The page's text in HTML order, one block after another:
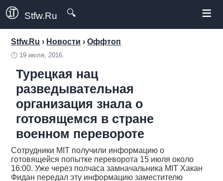
Stfw.Ru 🔍 ≡
Stfw.Ru › Новости ›Оффтоп
🕛 19 июля, 2016.
Турецкая нац
разведывательная
организация знала о
готовящемся в стране
военном перевороте
Сотрудники MIT получили информацию о
готовящейся попытке переворота 15 июля около
16:00. Уже через полчаса замначальника MIT Хакан
Фидан передал эту информацию заместителю